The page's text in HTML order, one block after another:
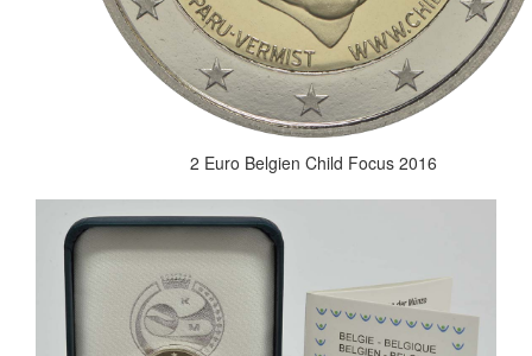
2 Euro Belgien Child Focus 2016